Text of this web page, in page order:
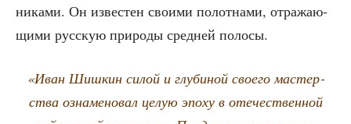
ни­ка­ми. Он изве­стен сво­и­ми полот­на­ми, отра­жа­ю­
щи­ми рус­скую при­ро­ды сред­ней полосы.
«Иван Шиш­кин силой и глу­би­ной сво­е­го мастер­
ства озна­ме­но­вал целую эпо­ху в оте­че­ствен­ной